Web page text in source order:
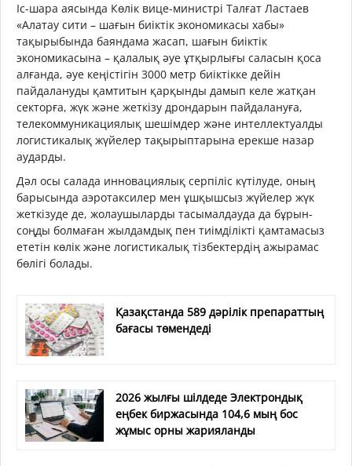
Іс-шара аясында Көлік вице-министрі Талғат Ластаев
«Алатау сити – шағын биіктік экономикасы хабы»
тақырыбында баяндама жасап, шағын биіктік
экономикасына – қалалық әуе ұтқырлығы саласын қоса
алғанда, әуе кеңістігін 3000 метр биіктікке дейін
пайдалануды қамтитын қарқынды дамып келе жатқан
секторға, жүк және жеткізу дрондарын пайдалануға,
телекоммуникациялық шешімдер және интеллектуалды
логистикалық жүйелер тақырыптарына ерекше назар
аударды.
Дәл осы салада инновациялық серпіліс күтілуде, оның
барысында аэротаксилер мен ұшқышсыз жүйелер жүк
жеткізуде де, жолаушыларды тасымалдауда да бұрын-
соңды болмаған жылдамдық пен тиімділікті қамтамасыз
ететін көлік және логистикалық тізбектердің ажырамас
бөлігі болады.
Қазақстанда 589 дәрілік препараттың
бағасы төмендеді
2026 жылғы шілдеде Электрондық
еңбек биржасында 104,6 мың бос
жұмыс орны жарияланды